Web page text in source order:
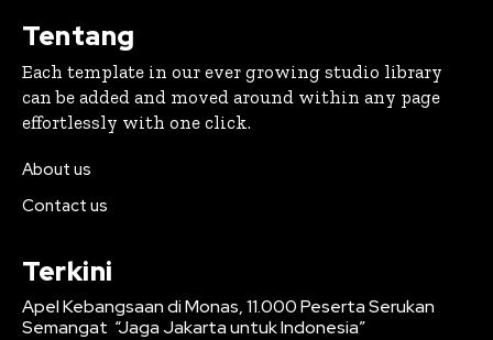
Tentang
Each template in our ever growing studio library
can be added and moved around within any page
effortlessly with one click.
About us
Contact us
Terkini
Apel Kebangsaan di Monas, 11.000 Peserta Serukan
Semangat “Jaga Jakarta untuk Indonesia”